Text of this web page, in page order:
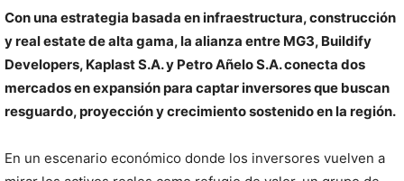
Con una estrategia basada en infraestructura, construcción
y real estate de alta gama, la alianza entre MG3, Buildify
Developers, Kaplast S.A. y Petro Añelo S.A. conecta dos
mercados en expansión para captar inversores que buscan
resguardo, proyección y crecimiento sostenido en la región.
En un escenario económico donde los inversores vuelven a